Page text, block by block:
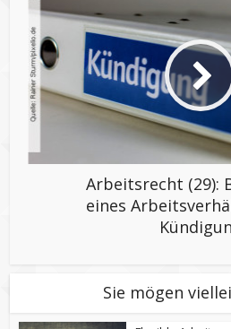
Arbeitsrecht (29):
eines
Sie mögen